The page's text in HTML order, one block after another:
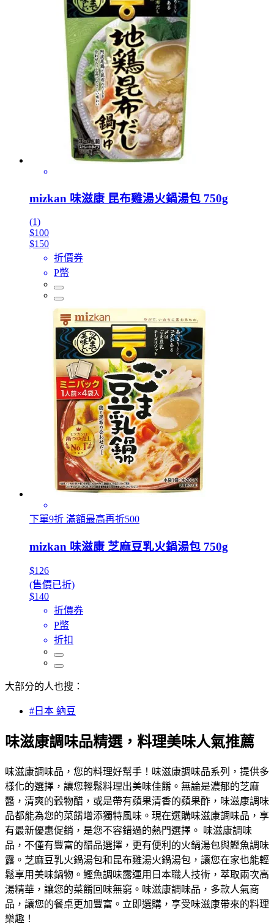
mizkan 味滋康 昆布雞湯火鍋湯包 750g
(1)
$100
$150
折價券
P幣
下單9折 滿額最高再折500
mizkan 味滋康 芝麻豆乳火鍋湯包 750g
$126
(售價已折)
$140
折價券
P幣
折扣
大部分的人也搜：
#日本 納豆
味滋康調味品精選，料理美味人氣推薦
味滋康調味品，您的料理好幫手！味滋康調味品系列，提供多
樣化的選擇，讓您輕鬆料理出美味佳餚。無論是濃郁的芝麻
醬，清爽的穀物醋，或是帶有蘋果清香的蘋果酢，味滋康調味
品都能為您的菜餚增添獨特風味。現在選購味滋康調味品，享
有最新優惠促銷，是您不容錯過的熱門選擇。 味滋康調味
品，不僅有豐富的醋品選擇，更有便利的火鍋湯包與鰹魚調味
露。芝麻豆乳火鍋湯包和昆布雞湯火鍋湯包，讓您在家也能輕
鬆享用美味鍋物。鰹魚調味露運用日本職人技術，萃取兩次高
湯精華，讓您的菜餚回味無窮。味滋康調味品，多款人氣商
品，讓您的餐桌更加豐富。立即選購，享受味滋康帶來的料理
樂趣！